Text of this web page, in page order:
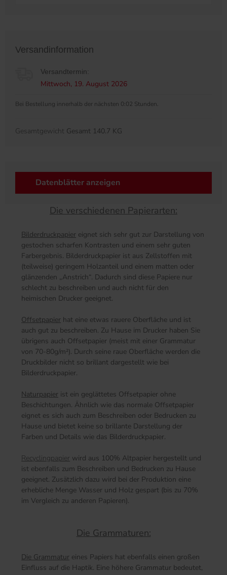
Versandinformation
Versandtermin:
Mittwoch, 19. August 2026
Bei Bestellung innerhalb der nächsten 0:02 Stunden.
Gesamtgewicht Gesamt 140.7 KG
Datenblätter anzeigen
Die verschiedenen Papierarten:
Bilderdruckpapier eignet sich sehr gut zur Darstellung von
gestochen scharfen Kontrasten und einem sehr guten
Farbergebnis. Bilderdruckpapier ist aus Zellstoffen mit
(teilweise) geringem Holzanteil und einem matten oder
glänzenden „Anstrich“. Dadurch sind diese Papiere nur
schlecht zu beschreiben und auch nicht für den
heimischen Drucker geeignet.
Offsetpapier hat eine etwas rauere Oberfläche und ist
auch gut zu beschreiben. Zu Hause im Drucker haben Sie
übrigens auch Offsetpapier (meist mit einer Grammatur
von 70-80g/m²). Durch seine raue Oberfläche werden die
Druckbilder nicht so brillant dargestellt wie bei
Bilderdruckpapier.
Naturpapier ist ein geglättetes Offsetpapier ohne
Beschichtungen. Ähnlich wie das normale Offsetpapier
eignet es sich auch zum Beschreiben oder Bedrucken zu
Hause und bietet keine so brillante Darstellung der
Farben und Details wie das Bilderdruckpapier.
Recyclingpapier wird aus 100% Altpapier hergestellt und
ist ebenfalls zum Beschreiben und Bedrucken zu Hause
geeignet. Zusätzlich dazu wird bei der Produktion eine
erhebliche Menge Wasser und Holz gespart (bis zu 70%
im Vergleich zu anderen Papieren).
Die Grammaturen:
Die Grammatur eines Papiers hat ebenfalls einen großen
Einfluss auf die Haptik. Eine höhere Grammatur bedeutet,